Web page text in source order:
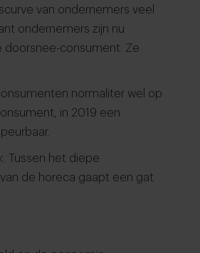
van ondernemers veel
ondernemers zijn nu
consument. Ze
normaliter wel op
in 2019 een
Tussen het diepe
de horeca gaapt een gat